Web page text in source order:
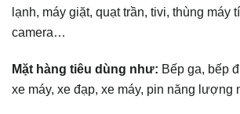
lạnh, máy giặt, quạt trần, tivi, thùng máy
camera…
Mặt hàng tiêu dùng như: Bếp ga, bếp
xe máy, xe đạp, xe máy, pin năng lượng